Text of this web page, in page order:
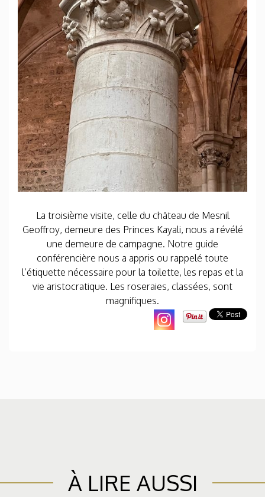
La troisième visite, celle du château de Mesnil
Geoffroy, demeure des Princes Kayali, nous a révélé
une demeure de campagne. Notre guide
conférencière nous a appris ou rappelé toute
l’étiquette nécessaire pour la toilette, les repas et la
vie aristocratique. Les roseraies, classées, sont
magnifiques.
À LIRE AUSSI